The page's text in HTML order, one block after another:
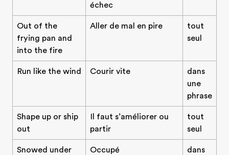
échec
Out of the
frying pan and
into the fire
Aller de mal en pire
tout
seul
Run like the wind Courir vite
dans
une
phrase
Shape up or ship
out
Il faut s’améliorer ou
partir
tout
seul
Snowed under Occupé
dans